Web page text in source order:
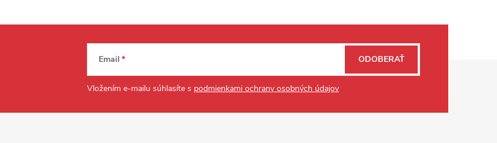
Email
Vložením e-mailu súhlasíte s podmienkami ochrany osobných údajov
ODOBERAŤ